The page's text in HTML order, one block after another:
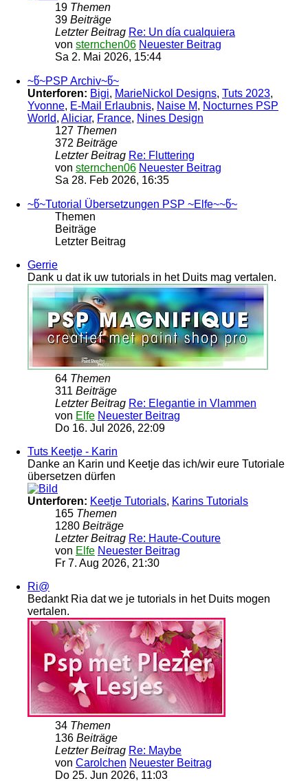
19 Themen
39 Beiträge
Letzter Beitrag Re: Un día cualquiera
von sternchen06 Neuester Beitrag
Sa 2. Mai 2026, 15:44
~წ~PSP Archiv~წ~
Unterforen: Bigi, MarieNickol Designs, Tuts 2023,
Yvonne, E-Mail Erlaubnis, Naise M, Nocturnes PSP
World, Aliciar, France, Nines Design
127 Themen
372 Beiträge
Letzter Beitrag Re: Fluttering
von sternchen06 Neuester Beitrag
Sa 28. Feb 2026, 16:35
~წ~Tutorial Übersetzungen PSP ~Elfe~~წ~
Themen
Beiträge
Letzter Beitrag
Gerrie
Dank u dat ik uw tutorials in het Duits mag vertalen.
64 Themen
311 Beiträge
Letzter Beitrag Re: Elegantie in Vlammen
von Elfe Neuester Beitrag
Do 16. Jul 2026, 22:09
Tuts Keetje - Karin
Danke an Karin und Keetje das ich/wir eure Tutoriale
übersetzen dürfen
Unterforen: Keetje Tutorials, Karins Tutorials
165 Themen
1280 Beiträge
Letzter Beitrag Re: Haute-Couture
von Elfe Neuester Beitrag
Fr 7. Aug 2026, 21:30
Ri@
Bedankt Ria dat we je tutorials in het Duits mogen
vertalen.
34 Themen
136 Beiträge
Letzter Beitrag Re: Maybe
von Carolchen Neuester Beitrag
Do 25. Jun 2026, 11:03